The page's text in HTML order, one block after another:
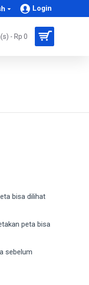
Login
- Rp 0
bisa dilihat
peta bisa
sebelum